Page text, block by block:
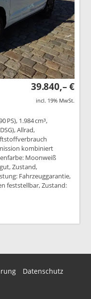
39.840,– €
incl. 19% MwSt.
PS), 1.984 cm³,
Allrad,
kombiniert
Moonweiß
Zustand,
Fahrzeuggarantie,
feststellbar, Zustand:
Datenschutz